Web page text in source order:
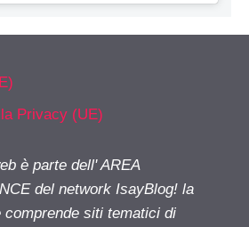
Privacy (UE)
è parte dell' AREA
del network IsayBlog! la
comprende siti tematici di